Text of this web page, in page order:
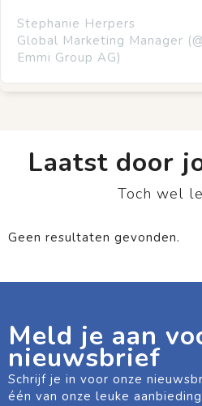
Stephanie Herpers
Global Marketing Manager (@
Emmi Group AG)
Laatst door
Toch wel
Geen resultaten gevonden.
Meld je aan
nieuwsbrief
Schrijf je in voor onze
één van onze leuke